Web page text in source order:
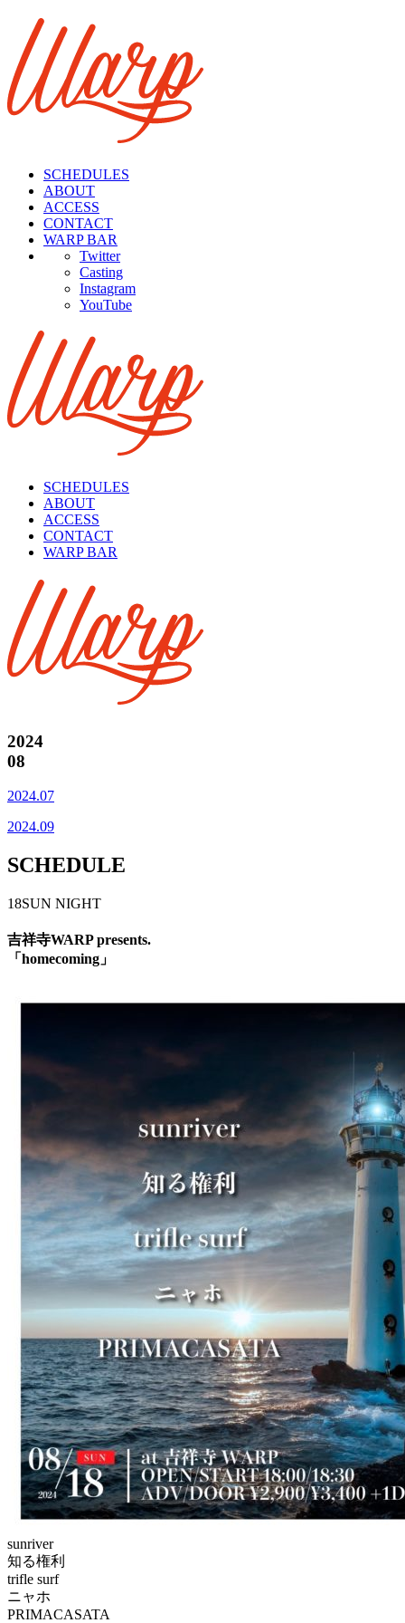
SCHEDULES
ABOUT
ACCESS
CONTACT
WARP BAR
Twitter
Casting
Instagram
YouTube
SCHEDULES
ABOUT
ACCESS
CONTACT
WARP BAR
2024
08
2024.07
2024.09
SCHEDULE
18SUN NIGHT
吉祥寺WARP presents.
「homecoming」
sunriver
知る権利
trifle surf
ニャホ
PRIMACASATA